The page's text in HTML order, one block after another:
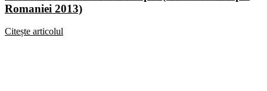
Romaniei 2013)
Citește articolul